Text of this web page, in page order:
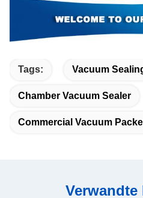
Tags: Vacuum
Chamber Vacuum Sealer
Commercial Vacuum
Verwandte